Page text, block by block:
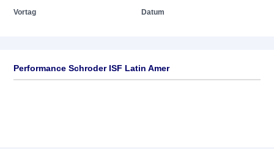
Vortag Datum
Performance Schroder ISF Latin Amer